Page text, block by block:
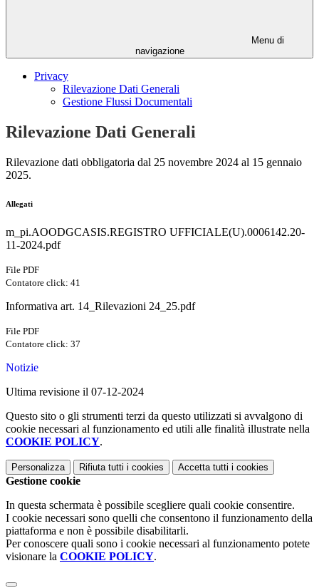
Menu di
navigazione
Privacy
Rilevazione Dati Generali
Gestione Flussi Documentali
Rilevazione Dati Generali
Rilevazione dati obbligatoria dal 25 novembre 2024 al 15 gennaio
2025.
Allegati
m_pi.AOODGCASIS.REGISTRO UFFICIALE(U).0006142.20-
11-2024.pdf
File PDF
Contatore click: 41
Informativa art. 14_Rilevazioni 24_25.pdf
File PDF
Contatore click: 37
Notizie
Ultima revisione il 07-12-2024
Questo sito o gli strumenti terzi da questo utilizzati si avvalgono di
cookie necessari al funzionamento ed utili alle finalità illustrate nella
COOKIE POLICY.
Personalizza Rifiuta tutti i cookies Accetta tutti i cookies
Gestione cookie
In questa schermata è possibile scegliere quali cookie consentire.
I cookie necessari sono quelli che consentono il funzionamento della
piattaforma e non è possibile disabilitarli.
Per conoscere quali sono i cookie necessari al funzionamento potete
visionare la COOKIE POLICY.